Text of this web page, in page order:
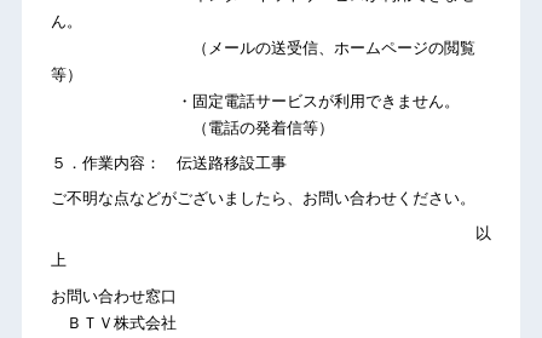
ん。
（メールの送受信、ホームページの閲覧
等）
・固定電話サービスが利用できません。
（電話の発着信等）
５．作業内容： 伝送路移設工事
ご不明な点などがございましたら、お問い合わせください。
以
上
お問い合わせ窓口
ＢＴＶ株式会社